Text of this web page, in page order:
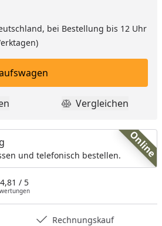
bei Bestellung bis 12 Uhr
Einkaufswagen legen
Produkt
Vergleichen
Online
und telefonisch bestellen.
4,81 / 5
Rechnungskauf